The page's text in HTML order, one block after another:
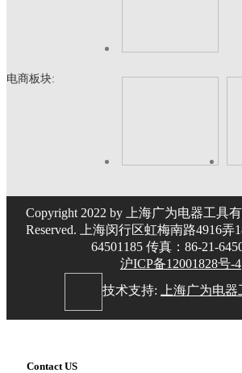
电商板块:
Copyright 2022 by 上海广为电器工具
Reserved. 上海闵行区虹梅南路4916弄
64501185 传真：86-21-
沪ICP备12001828号-4
技术支持:上海广为电器
Contact US